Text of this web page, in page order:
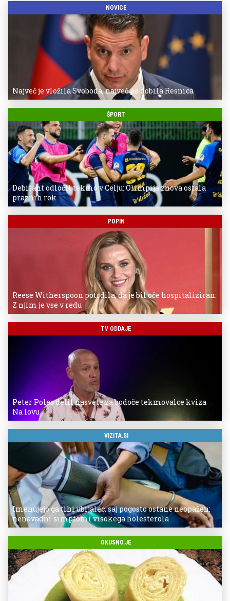
NOVICE
Največ je vložila Svoboda, največ pa dobila Resnica
ŠPORT
Debitant odločil tekmo v Celju: Olimpija znova ostala
praznih rok
POPIN
Reese Witherspoon potrdila, da je bil oče hospitaliziran:
Z njim je vse v redu
TV ODDAJE
Peter Poles delil nasvete za bodoče tekmovalce kviza
Na lovu
VIZITA.SI
Imenujejo ga tihi ubijalec, saj pogosto ostane neopažen:
nenavadni simptomi visokega holesterola
OKUSNO.JE